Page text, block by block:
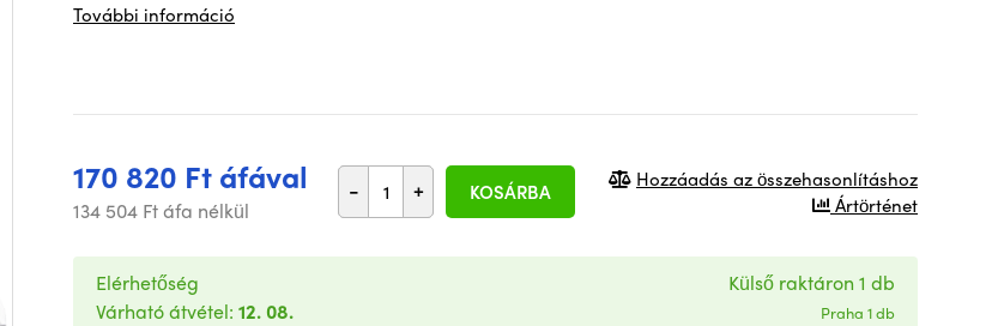
További információ
170 820 Ft áfával
134 504 Ft áfa nélkül
- + KOSÁRBA
Hozzáadás az összehasonlításhoz
Ártörténet
Elérhetőség
Várható átvétel: 12. 08.
Külső raktáron 1 db
Praha 1 db